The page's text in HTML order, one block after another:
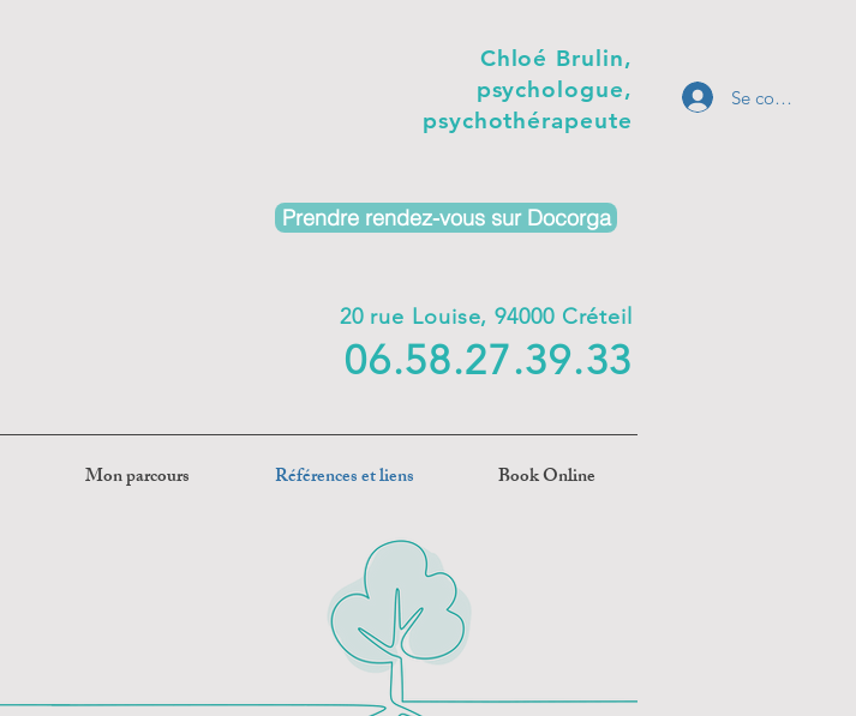
Chloé Brulin,
psychologue,
psychothérapeute
Se connecter
Prendre rendez-vous sur Docorga
20 rue Louise, 94000 Créteil
06.58.27.39.33
Mon parcours Références et liens Book Online